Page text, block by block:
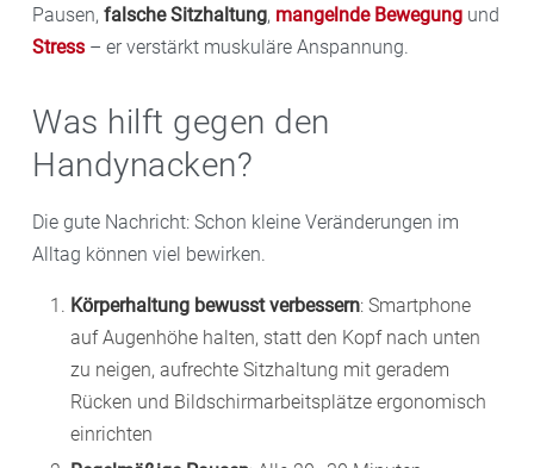
Pausen, falsche Sitzhaltung, mangelnde Bewegung und
Stress – er verstärkt muskuläre Anspannung.
Was hilft gegen den
Handynacken?
Die gute Nachricht: Schon kleine Veränderungen im
Alltag können viel bewirken.
Körperhaltung bewusst verbessern: Smartphone
auf Augenhöhe halten, statt den Kopf nach unten
zu neigen, aufrechte Sitzhaltung mit geradem
Rücken und Bildschirmarbeitsplätze ergonomisch
einrichten